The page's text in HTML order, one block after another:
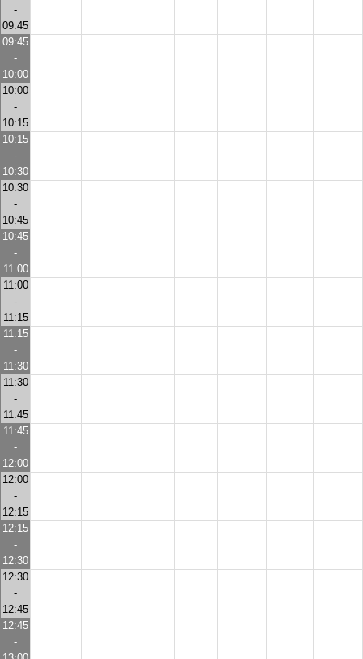
-
09:45
09:45
-
10:00
10:00
-
10:15
10:15
-
10:30
10:30
-
10:45
10:45
-
11:00
11:00
-
11:15
11:15
-
11:30
11:30
-
11:45
11:45
-
12:00
12:00
-
12:15
12:15
-
12:30
12:30
-
12:45
12:45
-